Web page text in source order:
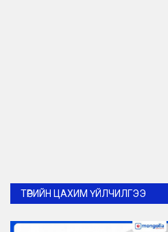
ТӨРИЙН ЦАХИМ ҮЙЛЧИЛГЭЭ